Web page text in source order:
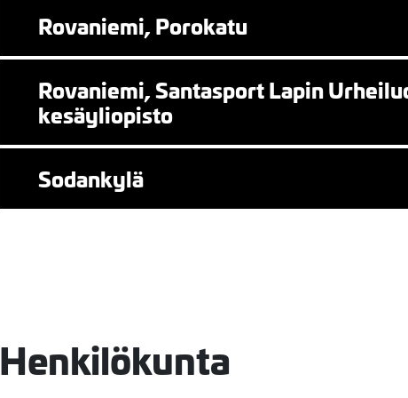
Rovaniemi, Porokatu
Rovaniemi, Santasport Lapin
kesäyliopisto
Sodankylä
Henkilökunta